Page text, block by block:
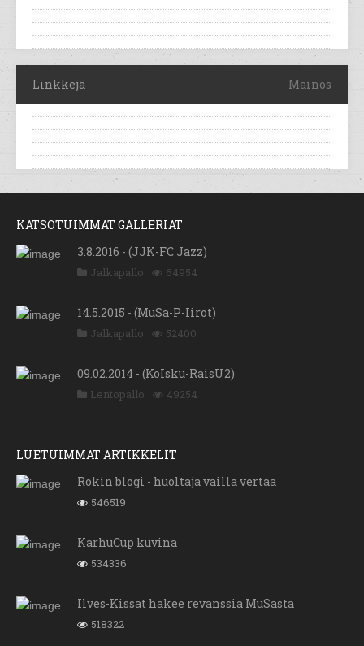
Linkkejä Mainos
KATSOTUIMMAT GALLERIAT
3.8.2016 - (JJK-FC Jazz)
Jalkapallo 64954
14.5.2015 - (MuSa-P-Iirot)
Jalkapallo 52400
09.02.2014 - (KoIsku-RaisU2)
Lentopallo 49254
LUETUIMMAT ARTIKKELIT
Rokin blogi - huoltaja vailla vertaa
546519
KarhuCup kuvina
534336
Ilves-Kissat hakee revanssia MuSasta
518322